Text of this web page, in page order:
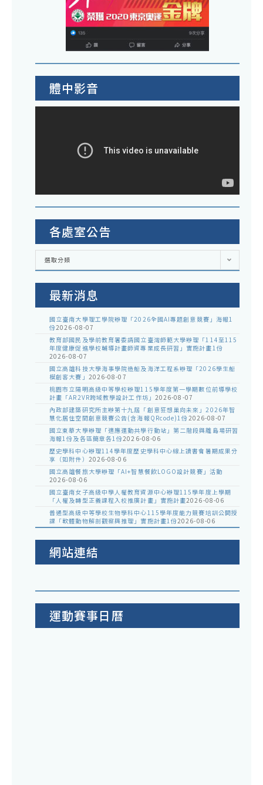
體中影音
各處室公告
各
室
選取分類
最新消息
國立臺南大學理工學院辦理「2026全國AI專題創意競賽」海報1
份2026-08-07
教育部國民及學前教育署委請國立臺灣師範大學辦理「114至115
年度健康促進學校輔導計畫師資專業成長研習」實施計畫1份
2026-08-07
國立高雄科技大學海事學院造船及海洋工程系辦理「2026學生船
模創客大賽」 2026-08-07
桃園市立陽明高級中等學校辦理115學年度第一學期數位前導學校
計畫「AR2VR跨域教學設計工作坊」 2026-08-07
內政部建築研究所主辦第十九屆「創意狂想巢向未來」2026年智
慧化居住空間創意競賽公告(含海報QRcode)1份2026-08-07
國立東華大學辦理「適應運動共學行動站」第二階段與離島場研習
海報1份及各區簡章各1份2026-08-06
歷史學科中心辦理114學年度歷史學科中心線上讀書會暑期成果分
享（如附件） 2026-08-06
國立高雄餐旅大學辦理「AI+智慧餐飲LOGO設計競賽」活動
2026-08-06
國立臺南女子高級中學人權教育資源中心辦理115學年度上學期
「人權及轉型正義課程入校推廣計畫」實施計畫2026-08-06
普通型高級中等學校生物學科中心115學年度能力競賽培訓公開授
課「軟體動物解剖觀察與推理」實施計畫1份2026-08-06
網站連結
運動賽事日曆